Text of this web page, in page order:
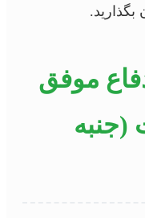
بگذارید.
موفق
(جنبه